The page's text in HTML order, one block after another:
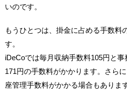
いのです。
もうひとつは、掛金に占める手数料
す。
iDeCoでは毎月収納手数料105円と
171円の手数料がかかります。さら
座管理手数料がかかる場合もあります